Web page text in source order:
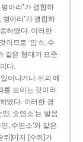
아리’가 결합하
병아리’가 결합하
하였다. 이러한
이므로 ‘암ㅎ, 수
같은 형태가 표준
다.
어나거나 뒤의 예
를 보이는 것이라
하였다. 이러한 경
, 숫염소’는 발음
, 수염소’와 같은
쮜]이지 [수쥐]가